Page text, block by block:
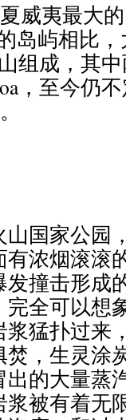
夏威夷最
岛屿相比
组成，其
，至今仍
国家公园
浓烟滚滚
撞击形成
全可以想
猛扑过来
，生灵涂
的大量蒸
被有着无